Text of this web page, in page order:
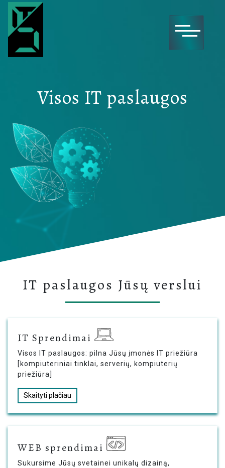
Main Navigation
IT sprendimai
Apie mus
Visos IT paslaugos
IT paslaugos Jūsų verslui
IT Sprendimai
Visos IT paslaugos: pilna Jūsų įmonės IT priežiūra
[kompiuteriniai tinklai, serverių, kompiuterių
priežiūra]
Skaityti plačiau
WEB sprendimai
Sukursime Jūsų svetainei unikalų dizainą,